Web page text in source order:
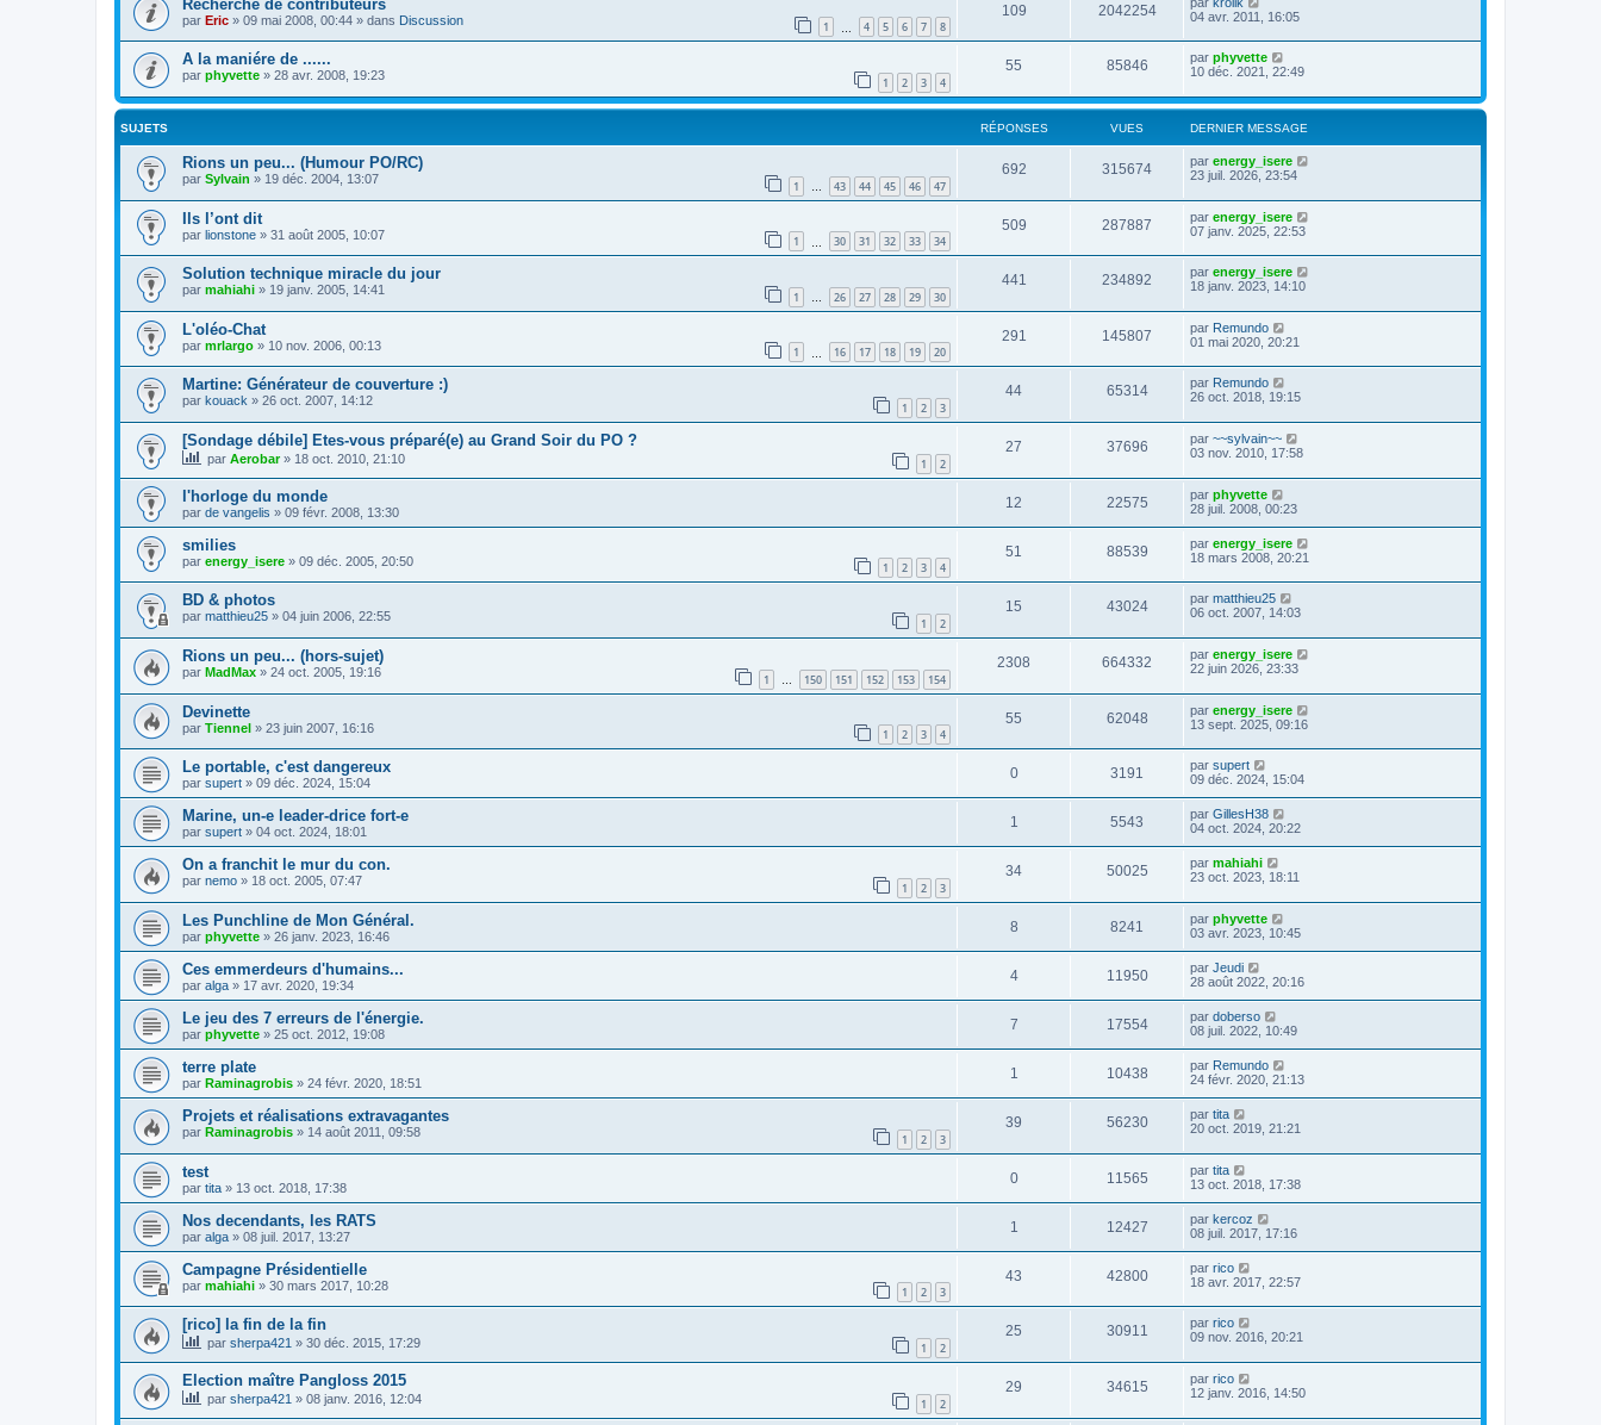
Recherche de contributeurs
par Eric » 09 mai 2008, 00:44 » dans Discussion 1 4 5 6 7 8
109 2042254
04 avr. 2011, 16:05
A la maniére de ......
par phyvette » 28 avr. 2008, 19:23 1 2 3 4
55 85846 par phyvette
10 déc. 2021, 22:49
SUJETS RÉPONSES VUES DERNIER MESSAGE
Rions un peu... (Humour PO/RC)
par Sylvain » 19 déc. 2004, 13:07 1 … 43 44 45 46 47
692 315674 par energy_isere
23 juil. 2026, 23:54
Ils l’ont dit
par lionstone » 31 août 2005, 10:07 1 30 31 32 33 34
509 287887 par energy_isere
07 janv. 2025, 22:53
Solution technique miracle du jour
par mahiahi » 19 janv. 2005, 14:41 1 … 26 27 28 29 30
441 234892 par energy_isere
18 janv. 2023, 14:10
L'oléo-Chat
par mrlargo » 10 nov. 2006, 00:13 1 16 17 18 19 20
291 145807 par Remundo
01 mai 2020, 20:21
Martine: Générateur de couverture :)
par kouack » 26 oct. 2007, 14:12 1 2 3
44 65314 par Remundo
26 oct. 2018, 19:15
[Sondage débile] Etes-vous préparé(e) au Grand Soir du PO ?
par Aerobar» 18 oct. 2010, 21:10 1 2
27 37696 par ~~sylvain~~
03 nov. 2010, 17:58
l'horloge du monde
par de vangelis » 09 févr. 2008, 13:30
12 22575 par phyvette
28 juil. 2008, 00:23
smilies
par energy_isere » 09 déc. 2005, 20:50 1 2 3 4
51 88539 par energy_isere
18 mars 2008, 20:21
BD & photos
par matthieu25 » 04 juin 2006, 22:55 1 2
15 43024 par matthieu25
06 oct. 2007, 14:03
Rions un peu... (hors-sujet)
par MadMax » 24 oct. 2005, 19:16 1 … 150 151 152 153 154
2308 664332 par energy_isere
22 juin 2026, 23:33
Devinette
par Tiennel » 23 juin 2007, 16:16 1 2 3 4
55 62048 par energy_isere
13 sept. 2025, 09:16
Le portable, c'est dangereux
par supert » 09 déc. 2024, 15:04
0 3191 par supert
09 déc. 2024, 15:04
Marine, un-e leader-drice fort-e
par supert » 04 oct. 2024, 18:01
1 5543 par GillesH38
04 oct. 2024, 20:22
On a franchit le mur du con.
par nemo » 18 oct. 2005, 07:47 1 2 3
34 50025 par mahiahi
23 oct. 2023, 18:11
Les Punchline de Mon Général.
par phyvette » 26 janv. 2023, 16:46
8 8241 par phyvette
03 avr. 2023, 10:45
Ces emmerdeurs d'humains...
par alga » 17 avr. 2020, 19:34
4 11950 par Jeudi
28 août 2022, 20:16
Le jeu des 7 erreurs de l'énergie.
par phyvette » 25 oct. 2012, 19:08
7 17554 par doberso
08 juil. 2022, 10:49
terre plate
par Raminagrobis » 24 févr. 2020, 18:51
1 10438 par Remundo
24 févr. 2020, 21:13
Projets et réalisations extravagantes
par Raminagrobis » 14 août 2011, 09:58 1 2 3
39 56230 par tita
20 oct. 2019, 21:21
test
par tita » 13 oct. 2018, 17:38
0 11565 par tita
13 oct. 2018, 17:38
Nos decendants, les RATS
par alga » 08 juil. 2017, 13:27
1 12427 par kercoz
08 juil. 2017, 17:16
Campagne Présidentielle
par mahiahi » 30 mars 2017, 10:28 1 2 3
43 42800 par rico
18 avr. 2017, 22:57
[rico] la fin de la fin
par sherpa421 » 30 déc. 2015, 17:29 1 2
25 30911 par rico
09 nov. 2016, 20:21
Election maître Pangloss 2015
par sherpa421 » 08 janv. 2016, 12:04 1 2
29 34615 par rico
12 janv. 2016, 14:50